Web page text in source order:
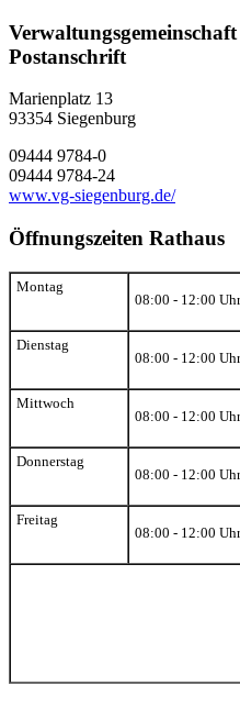
Postanschrift
Marienplatz 13
93354 Siegenburg
09444 9784-0
09444 9784-24
www.vg-siegenburg.de/
Öffnungszeiten Rathaus
Montag
08:00 - 12:00 Uhr
Dienstag
08:00 - 12:00 Uhr
Mittwoch
08:00 - 12:00 Uhr
Donnerstag
08:00 - 12:00 Uhr
Freitag
08:00 - 12:00 Uhr